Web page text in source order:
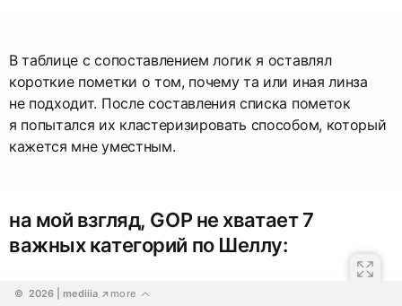
В таблице с сопоставлением логик я оставлял
короткие пометки о том, почему та или иная линза
не подходит. После составления списка пометок
я попытался их кластеризировать способом, который
кажется мне уместным.
на мой взгляд, GOP не хватает 7
важных категорий по Шеллу:
©  2026 | mediiia ↗ more